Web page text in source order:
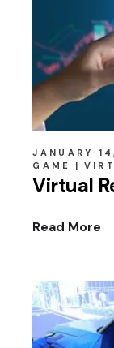
JANUARY
GAME
Virtual
Read More